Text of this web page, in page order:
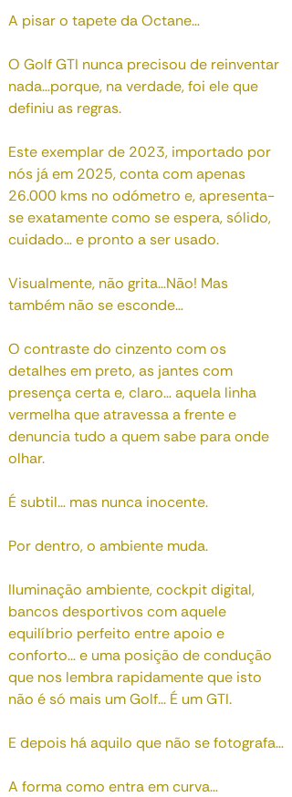
A pisar o tapete da Octane…
O Golf GTI nunca precisou de reinventar
nada…porque, na verdade, foi ele que
definiu as regras.
Este exemplar de 2023, importado por
nós já em 2025, conta com apenas
26.000 kms no odómetro e, apresenta-
se exatamente como se espera, sólido,
cuidado… e pronto a ser usado.
Visualmente, não grita…Não! Mas
também não se esconde…
O contraste do cinzento com os
detalhes em preto, as jantes com
presença certa e, claro… aquela linha
vermelha que atravessa a frente e
denuncia tudo a quem sabe para onde
olhar.
É subtil… mas nunca inocente.
Por dentro, o ambiente muda.
Iluminação ambiente, cockpit digital,
bancos desportivos com aquele
equilíbrio perfeito entre apoio e
conforto… e uma posição de condução
que nos lembra rapidamente que isto
não é só mais um Golf... É um GTI.
E depois há aquilo que não se fotografa…
A forma como entra em curva…